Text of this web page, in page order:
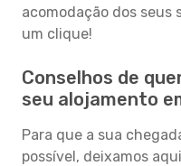
acomodação dos seus
um clique!
Conselhos de
seu alojamento
Para que a sua
possível, deixamos